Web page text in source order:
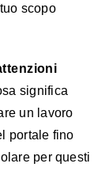
scopo
significa
un lavoro
portale fino
per questi